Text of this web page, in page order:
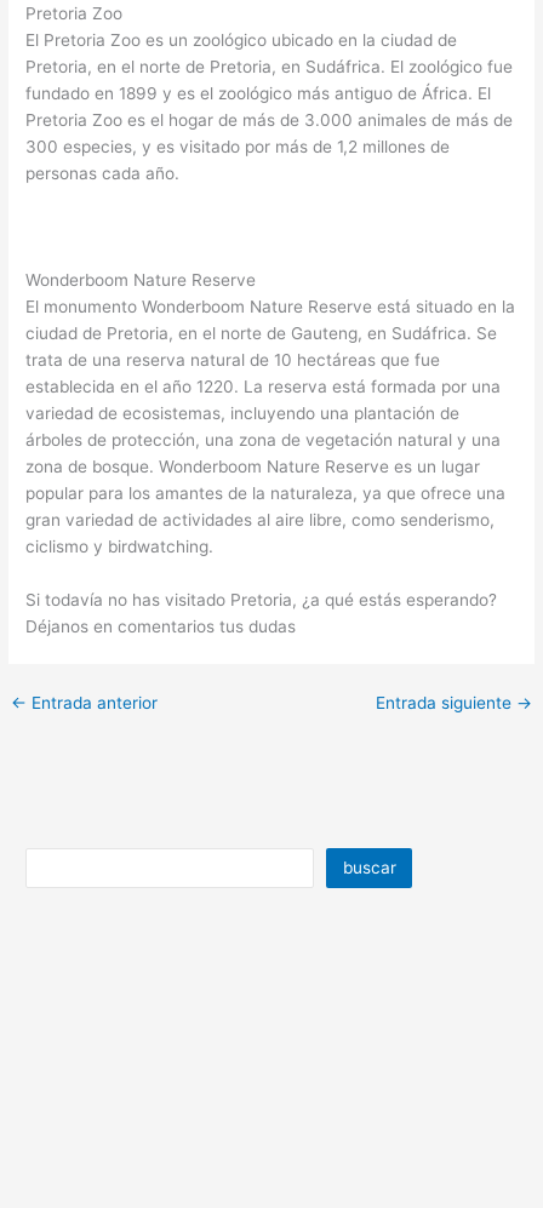
Pretoria Zoo
El Pretoria Zoo es un zoológico ubicado en la ciudad de
Pretoria, en el norte de Pretoria, en Sudáfrica. El zoológico fue
fundado en 1899 y es el zoológico más antiguo de África. El
Pretoria Zoo es el hogar de más de 3.000 animales de más de
300 especies, y es visitado por más de 1,2 millones de
personas cada año.
Wonderboom Nature Reserve
El monumento Wonderboom Nature Reserve está situado en la
ciudad de Pretoria, en el norte de Gauteng, en Sudáfrica. Se
trata de una reserva natural de 10 hectáreas que fue
establecida en el año 1220. La reserva está formada por una
variedad de ecosistemas, incluyendo una plantación de
árboles de protección, una zona de vegetación natural y una
zona de bosque. Wonderboom Nature Reserve es un lugar
popular para los amantes de la naturaleza, ya que ofrece una
gran variedad de actividades al aire libre, como senderismo,
ciclismo y birdwatching.
Si todavía no has visitado Pretoria, ¿a qué estás esperando?
Déjanos en comentarios tus dudas
← Entrada anterior Entrada siguiente →
buscar